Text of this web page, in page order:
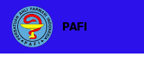
PAFI